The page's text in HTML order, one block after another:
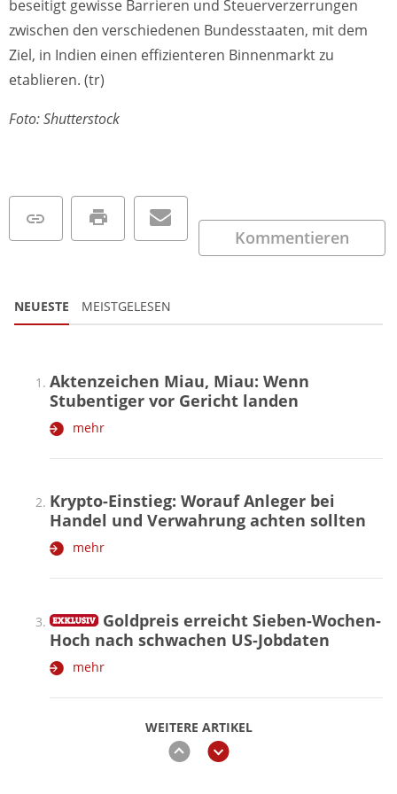
beseitigt gewisse Barrieren und Steuerverzerrungen
zwischen den verschiedenen Bundesstaaten, mit dem
Ziel, in Indien einen effizienteren Binnenmarkt zu
etablieren. (tr)
Foto: Shutterstock
Kommentieren
NEUESTE MEISTGELESEN
WEITERE ARTIKEL
zurückweiter
Aktenzeichen Miau, Miau: Wenn
Stubentiger vor Gericht landen
mehr
Krypto-Einstieg: Worauf Anleger bei
Handel und Verwahrung achten sollten
mehr
Goldpreis erreicht Sieben-Wochen-
Hoch nach schwachen US-Jobdaten
mehr